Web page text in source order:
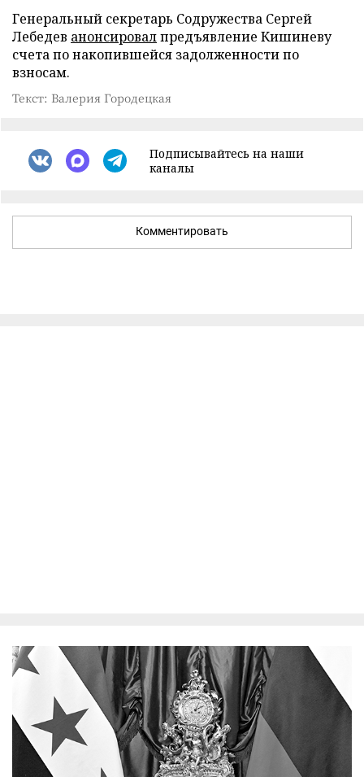
Генеральный секретарь Содружества Сергей
Лебедев анонсировалпредъявление Кишиневу
счета по накопившейся задолженности по
взносам.
Текст: Валерия Городецкая
Подписывайтесь на наши
каналы
Комментировать